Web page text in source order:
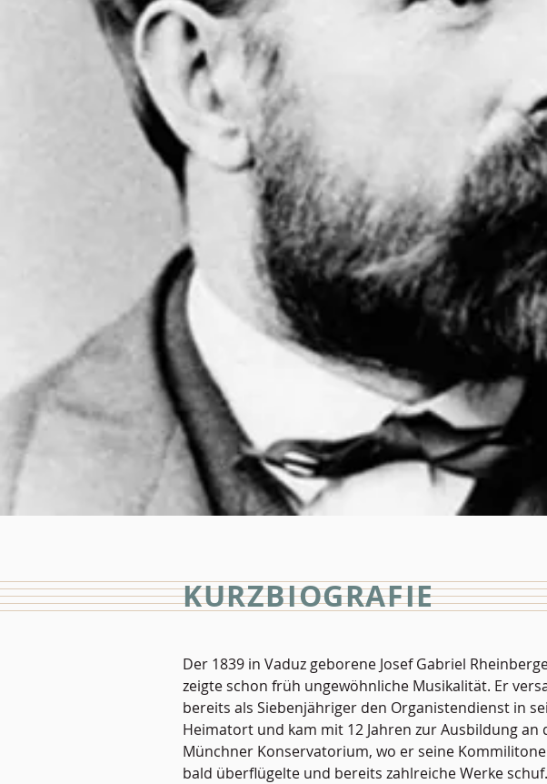
KURZBIOGRAFIE
Der 1839 in Vaduz geborene Josef Gabriel
zeigte schon früh ungewöhnliche Musikalität. Er
bereits als Siebenjähriger den Organistendienst in
Heimatort und kam mit 12 Jahren zur Ausbildung an
Münchner Konservatorium, wo er seine
bald überflügelte und bereits zahlreiche Werke